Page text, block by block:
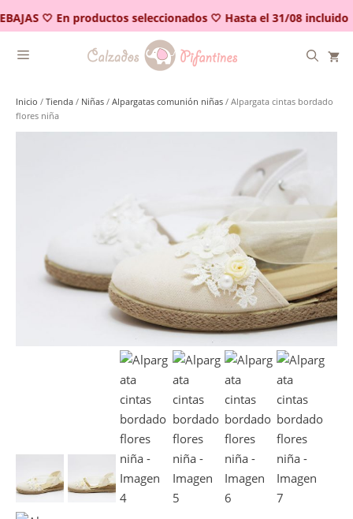
🤍 En productos seleccionados 🤍 Hasta el 31/08 incluido
al
contenido
Inicio / Tienda / Niñas / Alpargatas comunión niñas / Alpargata cintas bordado
flores niña